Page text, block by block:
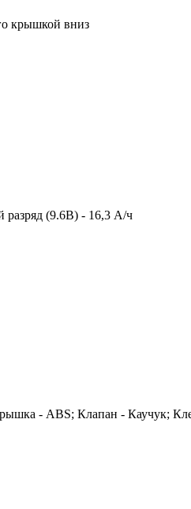
крышкой вниз
разряд (9.6В) - 16,3 А/ч
- ABS; Клапан - Каучук;